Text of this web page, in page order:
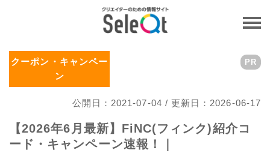
クーポン・キャンペー
ン
公開日：2021-07-04 / 更新日：2026-06-17
PR
【2026年6月最新】FiNC(フィンク)紹介コ
ード・キャンペーン速報！｜